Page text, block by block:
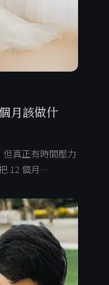
月該做什
真正有時間壓力
12 個月…